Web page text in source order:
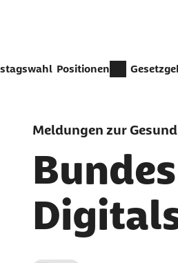
Positionen
Meldungen zur